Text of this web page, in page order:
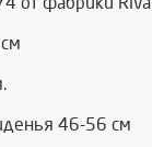
46-56 см